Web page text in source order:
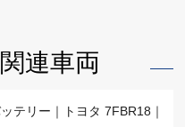
連車両
テリー｜トヨタ 7FBR18｜